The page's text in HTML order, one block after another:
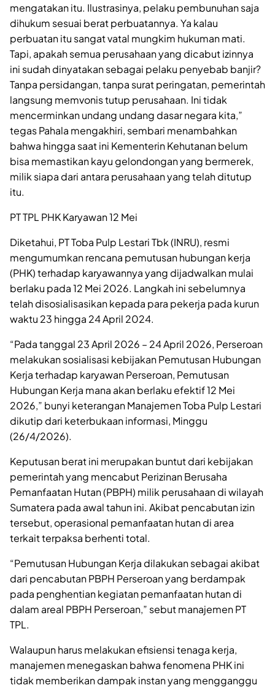
mengatakan itu. Ilustrasinya, pelaku pembunuhan saja
dihukum sesuai berat perbuatannya. Ya kalau
perbuatan itu sangat vatal mungkim hukuman mati.
Tapi, apakah semua perusahaan yang dicabut izinnya
ini sudah dinyatakan sebagai pelaku penyebab banjir?
Tanpa persidangan, tanpa surat peringatan, pemerintah
langsung memvonis tutup perusahaan. Ini tidak
mencerminkan undang undang dasar negara kita,”
tegas Pahala mengakhiri, sembari menambahkan
bahwa hingga saat ini Kementerin Kehutanan belum
bisa memastikan kayu gelondongan yang bermerek,
milik siapa dari antara perusahaan yang telah ditutup
itu.
PT TPL PHK Karyawan 12 Mei
Diketahui, PT Toba Pulp Lestari Tbk (INRU), resmi
mengumumkan rencana pemutusan hubungan kerja
(PHK) terhadap karyawannya yang dijadwalkan mulai
berlaku pada 12 Mei 2026. Langkah ini sebelumnya
telah disosialisasikan kepada para pekerja pada kurun
waktu 23 hingga 24 April 2024.
“Pada tanggal 23 April 2026 – 24 April 2026, Perseroan
melakukan sosialisasi kebijakan Pemutusan Hubungan
Kerja terhadap karyawan Perseroan, Pemutusan
Hubungan Kerja mana akan berlaku efektif 12 Mei
2026,” bunyi keterangan Manajemen Toba Pulp Lestari
dikutip dari keterbukaan informasi, Minggu
(26/4/2026).
Keputusan berat ini merupakan buntut dari kebijakan
pemerintah yang mencabut Perizinan Berusaha
Pemanfaatan Hutan (PBPH) milik perusahaan di wilayah
Sumatera pada awal tahun ini. Akibat pencabutan izin
tersebut, operasional pemanfaatan hutan di area
terkait terpaksa berhenti total.
“Pemutusan Hubungan Kerja dilakukan sebagai akibat
dari pencabutan PBPH Perseroan yang berdampak
pada penghentian kegiatan pemanfaatan hutan di
dalam areal PBPH Perseroan,” sebut manajemen PT
TPL.
Walaupun harus melakukan efisiensi tenaga kerja,
manajemen menegaskan bahwa fenomena PHK ini
tidak memberikan dampak instan yang mengganggu